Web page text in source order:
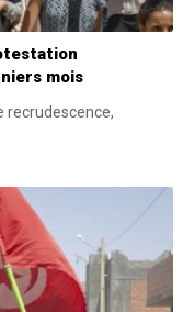
mois
recrudescence,